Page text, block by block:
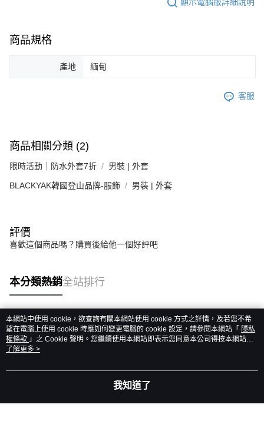
商品規格
產地 緬甸
客服
商品相關分類 (2)
限時活動｜防水外套7折 男裝 | 外套
BLACKYAK韓國登山品牌-服飾 男裝 | 外套
評價
喜歡這個商品嗎？購買後給他一個好評吧
本分類熱銷全站排行
熱門標籤
本網站中使用 cookie，欲查詢有關本網站使用 cookie 方式之詳情，及若您不希
望在電腦上使用 cookie 時應如何變更電腦的 cookie 設定，請參閱本網站「 隱私
權條款 」之 Cookie 聲明。您繼續使用本網站即表示您同意本公司得按本網站使
用條款之 Cookie 聲明使用 cookie。
了解更多 >
我知道了